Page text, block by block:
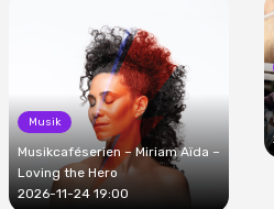
Musik
Musikcaféserien – Miriam Aïda –
Loving the Hero
2026-11-24 19:00